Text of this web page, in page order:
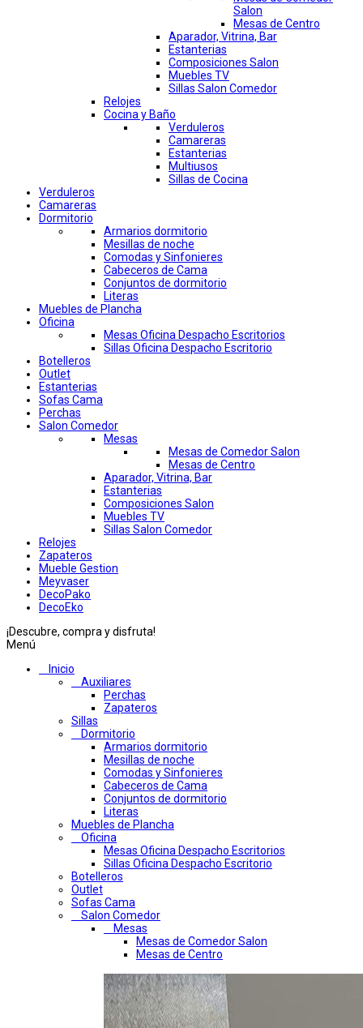
Salon
Mesas de Centro
Aparador, Vitrina, Bar
Estanterias
Composiciones Salon
Muebles TV
Sillas Salon Comedor
Relojes
Cocina y Baño
Verduleros
Camareras
Estanterias
Multiusos
Sillas de Cocina
Verduleros
Camareras
Dormitorio
Armarios dormitorio
Mesillas de noche
Comodas y Sinfonieres
Cabeceros de Cama
Conjuntos de dormitorio
Literas
Muebles de Plancha
Oficina
Mesas Oficina Despacho Escritorios
Sillas Oficina Despacho Escritorio
Botelleros
Outlet
Estanterias
Sofas Cama
Perchas
Salon Comedor
Mesas
Mesas de Comedor Salon
Mesas de Centro
Aparador, Vitrina, Bar
Estanterias
Composiciones Salon
Muebles TV
Sillas Salon Comedor
Relojes
Zapateros
Mueble Gestion
Meyvaser
DecoPako
DecoEko
¡Descubre, compra y disfruta!
Menú
Inicio
Auxiliares
Perchas
Zapateros
Sillas
Dormitorio
Armarios dormitorio
Mesillas de noche
Comodas y Sinfonieres
Cabeceros de Cama
Conjuntos de dormitorio
Literas
Muebles de Plancha
Oficina
Mesas Oficina Despacho Escritorios
Sillas Oficina Despacho Escritorio
Botelleros
Outlet
Sofas Cama
Salon Comedor
Mesas
Mesas de Comedor Salon
Mesas de Centro